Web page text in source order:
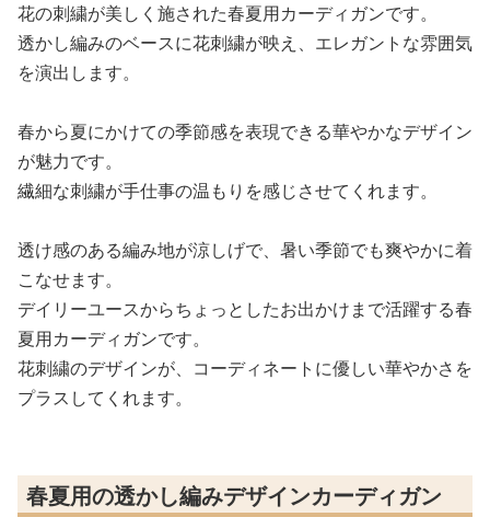
花の刺繍が美しく施された春夏用カーディガンです。
透かし編みのベースに花刺繍が映え、エレガントな雰囲気
を演出します。
春から夏にかけての季節感を表現できる華やかなデザイン
が魅力です。
繊細な刺繍が手仕事の温もりを感じさせてくれます。
透け感のある編み地が涼しげで、暑い季節でも爽やかに着
こなせます。
デイリーユースからちょっとしたお出かけまで活躍する春
夏用カーディガンです。
花刺繍のデザインが、コーディネートに優しい華やかさを
プラスしてくれます。
春夏用の透かし編みデザインカーディガン